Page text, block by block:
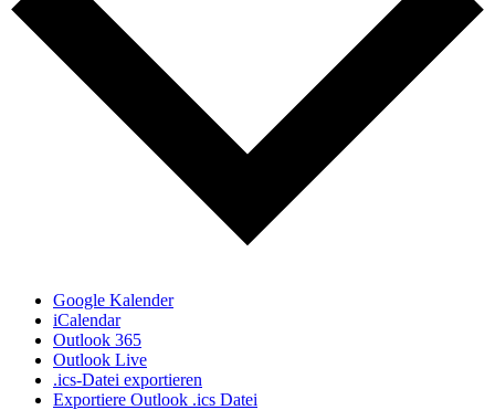
Google Kalender
iCalendar
Outlook 365
Outlook Live
.ics-Datei exportieren
Exportiere Outlook .ics Datei